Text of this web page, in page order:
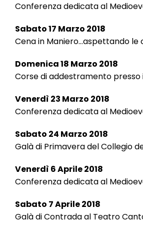
Conferenza dedicata al
Sabato 17 Marzo 2018
Cena in Maniero…aspettando
Domenica 18 Marzo 2018
Corse di addestramento presso
Venerdì 23 Marzo 2018
Conferenza dedicata al
Sabato 24 Marzo 2018
Galà di Primavera del Collegio
Venerdì 6 Aprile 2018
Conferenza dedicata al
Sabato 7 Aprile 2018
Galà di Contrada al Teatro